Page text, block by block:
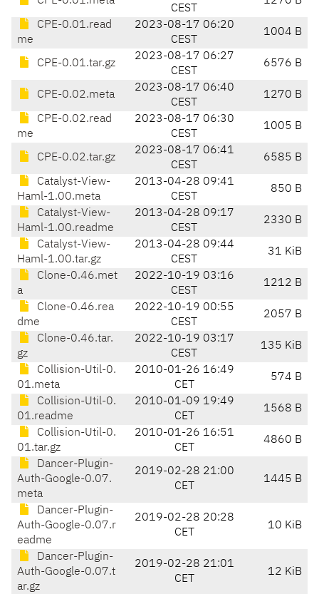
CEST
CPE-0.01.read
me
2023-08-17 06:20
CEST
1004 B
CPE-0.01.tar.gz
2023-08-17 06:27
CEST
6576 B
CPE-0.02.meta
2023-08-17 06:40
CEST
1270 B
CPE-0.02.read
me
2023-08-17 06:30
CEST
1005 B
CPE-0.02.tar.gz
2023-08-17 06:41
CEST
6585 B
Catalyst-View-
Haml-1.00.meta
2013-04-28 09:41
CEST
850 B
Catalyst-View-
Haml-1.00.readme
2013-04-28 09:17
CEST
2330 B
Catalyst-View-
Haml-1.00.tar.gz
2013-04-28 09:44
CEST
31 KiB
Clone-0.46.met
a
2022-10-19 03:16
CEST
1212 B
Clone-0.46.rea
dme
2022-10-19 00:55
CEST
2057 B
Clone-0.46.tar.
gz
2022-10-19 03:17
CEST
135 KiB
Collision-Util-0.
01.meta
2010-01-26 16:49
CET
574 B
Collision-Util-0.
01.readme
2010-01-09 19:49
CET
1568 B
Collision-Util-0.
01.tar.gz
2010-01-26 16:51
CET
4860 B
Dancer-Plugin-
Auth-Google-0.07.
meta
2019-02-28 21:00
CET
1445 B
Dancer-Plugin-
Auth-Google-0.07.r
eadme
2019-02-28 20:28
CET
10 KiB
Dancer-Plugin-
Auth-Google-0.07.t
ar.gz
2019-02-28 21:01
CET
12 KiB